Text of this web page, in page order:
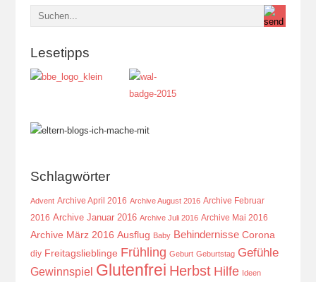
Lesetipps
Schlagwörter
Advent Archive April 2016 Archive August 2016 Archive Februar
2016 Archive Januar 2016 Archive Juli 2016 Archive Mai 2016
Archive März 2016 Ausflug Baby Behindernisse Corona
diy Freitagslieblinge Frühling Geburt Geburtstag Gefühle
Gewinnspiel Glutenfrei Herbst Hilfe Ideen